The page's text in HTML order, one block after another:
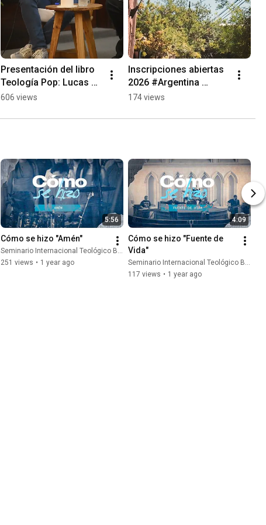
Presentación del libro
Teología Pop: Lucas
Magnin en el SITB
606 views
Inscripciones abiertas
2026 #Argentina
#Educacion #Carreras
#Formacion
174 views
5:56
Cómo se hizo "Amén"
Seminario Internacional Teológico Bautista and Marcelo Villanueva
251 views • 1 year ago
4:09
Cómo se hizo "Fuente de
Vida"
Seminario Internacional Teológico Bautista and Marcelo Villanueva
117 views • 1 year ago